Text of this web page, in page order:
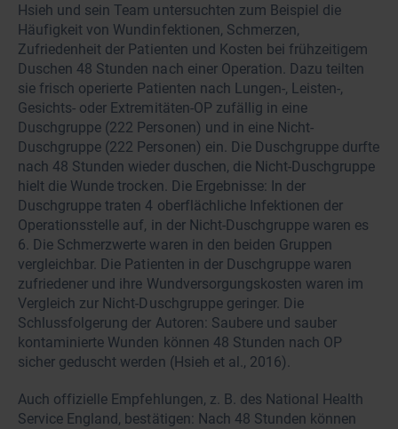
Hsieh und sein Team untersuchten zum Beispiel die
Häufigkeit von Wundinfektionen, Schmerzen,
Zufriedenheit der Patienten und Kosten bei frühzeitigem
Duschen 48 Stunden nach einer Operation. Dazu teilten
sie frisch operierte Patienten nach Lungen-, Leisten-,
Gesichts- oder Extremitäten-OP zufällig in eine
Duschgruppe (222 Personen) und in eine Nicht-
Duschgruppe (222 Personen) ein. Die Duschgruppe durfte
nach 48 Stunden wieder duschen, die Nicht-Duschgruppe
hielt die Wunde trocken. Die Ergebnisse: In der
Duschgruppe traten 4 oberflächliche Infektionen der
Operationsstelle auf, in der Nicht-Duschgruppe waren es
6. Die Schmerzwerte waren in den beiden Gruppen
vergleichbar. Die Patienten in der Duschgruppe waren
zufriedener und ihre Wundversorgungskosten waren im
Vergleich zur Nicht-Duschgruppe geringer. Die
Schlussfolgerung der Autoren: Saubere und sauber
kontaminierte Wunden können 48 Stunden nach OP
sicher geduscht werden (Hsieh et al., 2016).
Auch offizielle Empfehlungen, z. B. des National Health
Service England, bestätigen: Nach 48 Stunden können